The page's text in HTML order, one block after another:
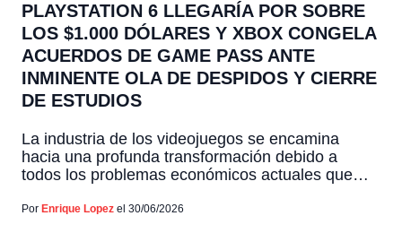
PLAYSTATION 6 LLEGARÍA POR SOBRE
LOS $1.000 DÓLARES Y XBOX CONGELA
ACUERDOS DE GAME PASS ANTE
INMINENTE OLA DE DESPIDOS Y CIERRE
DE ESTUDIOS
La industria de los videojuegos se encamina
hacia una profunda transformación debido a
todos los problemas económicos actuales que
Tanto Sony como Microsoft están planeando
Por Enrique Lopez el 30/06/2026